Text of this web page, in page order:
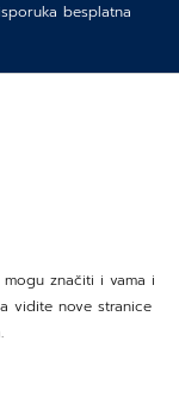
besplatna
značiti i vama i
vidite nove stranice